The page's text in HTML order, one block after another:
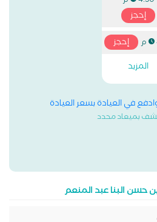
إحجز
إحجز
المزيد
في العيادة بسعر العيادة
بميعاد محدد
حسن البنا عبد المنعم